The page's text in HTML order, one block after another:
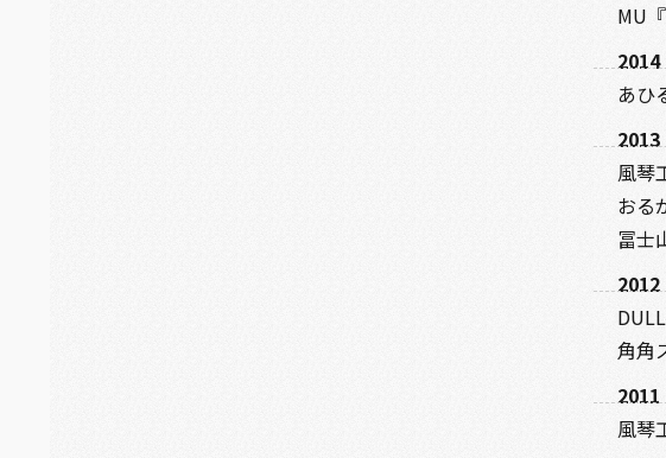
MU
2014
あひ
2013
風琴
おる
冨士
2012
角角
2011
風琴